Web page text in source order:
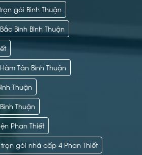
gói Bình Thuận
Bình Bình Thuận
Tân Bình Thuận
Thuận
Thuận
Phan Thiết
gói nhà cấp 4 Phan Thiết